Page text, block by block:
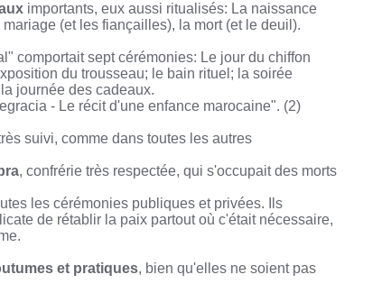
importants, eux aussi ritualisés: La naissance
(et les fiançailles), la mort (et le deuil).
comportait sept cérémonies: Le jour du chiffon
du trousseau; le bain rituel; la soirée
journée des cadeaux.
- Le récit d'une enfance marocaine". (2)
suivi, comme dans toutes les autres
, confrérie très respectée, qui s'occupait des morts
les cérémonies publiques et privées. Ils
de rétablir la paix partout où c'était nécessaire,
et pratiques, bien qu'elles ne soient pas